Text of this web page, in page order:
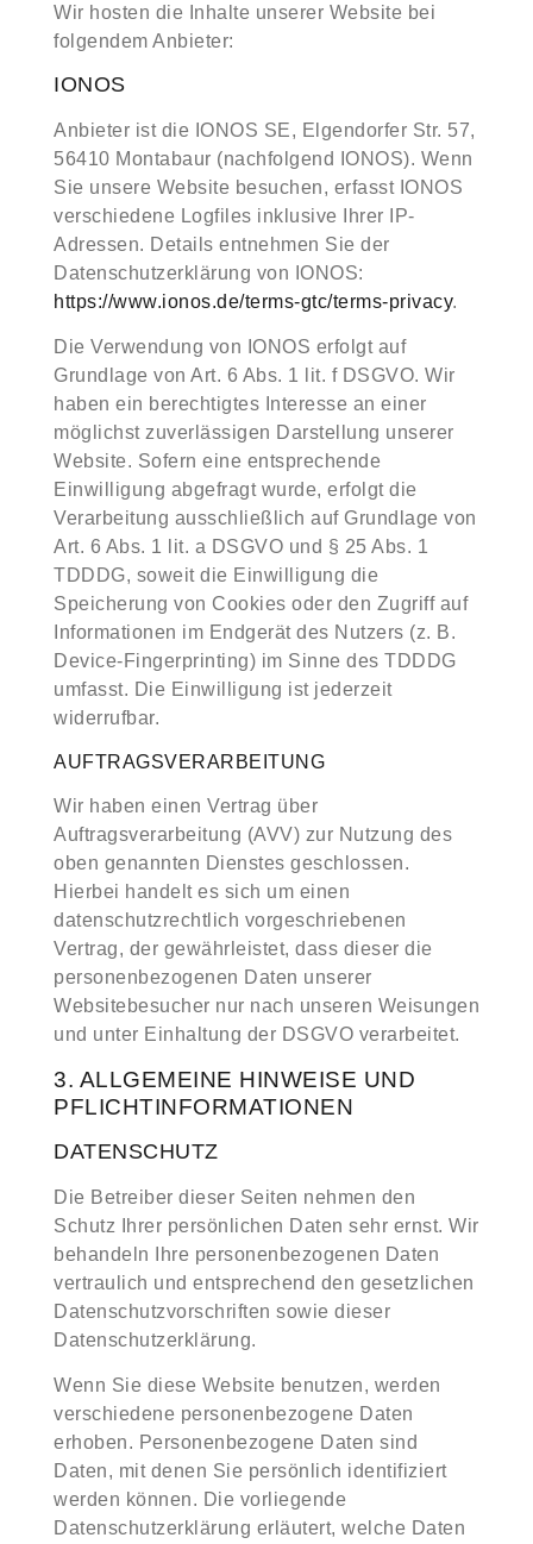
Wir hosten die Inhalte unserer Website bei
folgendem Anbieter:
IONOS
Anbieter ist die IONOS SE, Elgendorfer Str. 57,
56410 Montabaur (nachfolgend IONOS). Wenn
Sie unsere Website besuchen, erfasst IONOS
verschiedene Logfiles inklusive Ihrer IP-
Adressen. Details entnehmen Sie der
Datenschutzerklärung von IONOS:
https://www.ionos.de/terms-gtc/terms-privacy.
Die Verwendung von IONOS erfolgt auf
Grundlage von Art. 6 Abs. 1 lit. f DSGVO. Wir
haben ein berechtigtes Interesse an einer
möglichst zuverlässigen Darstellung unserer
Website. Sofern eine entsprechende
Einwilligung abgefragt wurde, erfolgt die
Verarbeitung ausschließlich auf Grundlage von
Art. 6 Abs. 1 lit. a DSGVO und § 25 Abs. 1
TDDDG, soweit die Einwilligung die
Speicherung von Cookies oder den Zugriff auf
Informationen im Endgerät des Nutzers (z. B.
Device-Fingerprinting) im Sinne des TDDDG
umfasst. Die Einwilligung ist jederzeit
widerrufbar.
AUFTRAGSVERARBEITUNG
Wir haben einen Vertrag über
Auftragsverarbeitung (AVV) zur Nutzung des
oben genannten Dienstes geschlossen.
Hierbei handelt es sich um einen
datenschutzrechtlich vorgeschriebenen
Vertrag, der gewährleistet, dass dieser die
personenbezogenen Daten unserer
Websitebesucher nur nach unseren Weisungen
und unter Einhaltung der DSGVO verarbeitet.
3. ALLGEMEINE HINWEISE UND
PFLICHT­INFORMATIONEN
DATENSCHUTZ
Die Betreiber dieser Seiten nehmen den
Schutz Ihrer persönlichen Daten sehr ernst. Wir
behandeln Ihre personenbezogenen Daten
vertraulich und entsprechend den gesetzlichen
Datenschutzvorschriften sowie dieser
Datenschutzerklärung.
Wenn Sie diese Website benutzen, werden
verschiedene personenbezogene Daten
erhoben. Personenbezogene Daten sind
Daten, mit denen Sie persönlich identifiziert
werden können. Die vorliegende
Datenschutzerklärung erläutert, welche Daten